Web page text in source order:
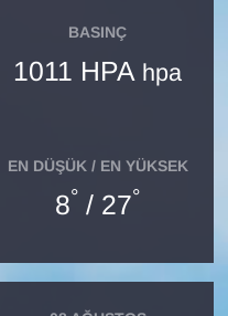
BASINÇ
1011 HPA hpa
EN DÜŞÜK / EN YÜKSEK
8° / 27°